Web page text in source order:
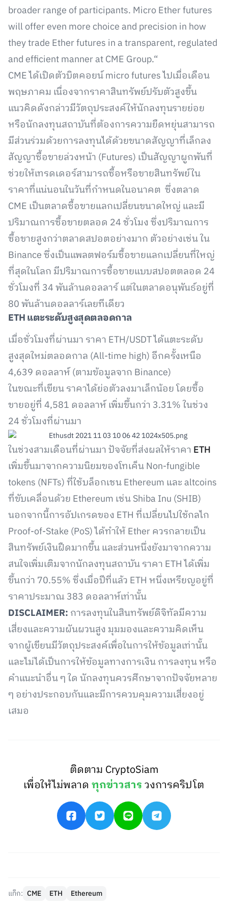
broader range of participants. Micro Ether futures
will offer even more choice and precision in how
they trade Ether futures in a transparent, regulated
and efficient manner at CME Group.“
CME ได้เปิดตัวบิตคอยน์ micro futures ไปเมื่อเดือน
พฤษภาคม เนื่องจากราคาสินทรัพย์ปรับตัวสูงขึ้น
แนวคิดดังกล่าวมีวัตถุประสงค์ให้นักลงทุนรายย่อย
หรือนักลงทุนสถาบันที่ต้องการความยืดหยุ่นสามารถ
มีส่วนร่วมด้วยการลงทุนได้ด้วยขนาดสัญญาที่เล็กลง
สัญญาซื้อขายล่วงหน้า (Futures) เป็นสัญญาผูกพันที่
ช่วยให้เทรดเดอร์สามารถซื้อหรือขายสินทรัพย์ใน
ราคาที่แน่นอนในวันที่กำหนดในอนาคต ซึ่งตลาด
CME เป็นตลาดซื้อขายแลกเปลี่ยนขนาดใหญ่ และมี
ปริมาณการซื้อขายตลอด 24 ชั่วโมง ซึ่งปริมาณการ
ซื้อขายสูงกว่าตลาดสปอตอย่างมาก ตัวอย่างเช่น ใน
Binance ซึ่งเป็นแพลตฟอร์มซื้อขายแลกเปลี่ยนที่ใหญ่
ที่สุดในโลก มีปริมาณการซื้อขายแบบสปอตตลอด 24
ชั่วโมงที่ 34 พันล้านดอลลาร์ แต่ในตลาดอนุพันธ์อยู่ที่
80 พันล้านดอลลาร์เลยทีเดียว
ETHแตะระดับสูงสุดตลอดกาล
เมื่อชั่วโมงที่ผ่านมา ราคา ETH/USDT ได้แตะระดับ
สูงสุดใหม่ตลอดกาล (All-time high) อีกครั้งเหนือ
4,639 ดอลลาห์ (ตามข้อมูลจาก Binance)
ในขณะที่เขียน ราคาได้ย่อตัวลงมาเล็กน้อย โดยซื้อ
ขายอยู่ที่ 4,581 ดอลลาห์ เพิ่มขึ้นกว่า 3.31% ในช่วง
24 ชั่วโมงที่ผ่านมา
ในช่วงสามเดือนที่ผ่านมา ปัจจัยที่ส่งผลให้ราคา ETH
เพิ่มขึ้นมาจากความนิยมของโทเค็น Non-fungible
tokens (NFTs) ที่ใช้บล็อกเชน Ethereum และ altcoins
ที่ขับเคลื่อนด้วย Ethereum เช่น Shiba Inu (SHIB)
นอกจากนี้การอัปเกรดของ ETH ที่เปลี่ยนไปใช้กลไก
Proof-of-Stake (PoS) ได้ทำให้ Ether ควรกลายเป็น
สินทรัพย์เงินฝืดมากขึ้น และส่วนหนึ่งยังมาจากความ
สนใจเพิ่มเติมจากนักลงทุนสถาบัน ราคา ETH ได้เพิ่ม
ขึ้นกว่า 70.55% ซึ่งเมื่อปีที่แล้ว ETH หนึ่งเหรียญอยู่ที่
ราคาประมาณ 383 ดอลลาห์เท่านั้น
DISCLAIMER: การลงทุนในสินทรัพย์ดิจิทัลมีความ
เสี่ยงและความผันผวนสูง มุมมองและความคิดเห็น
จากผู้เขียนมีวัตถุประสงค์เพื่อในการให้ข้อมูลเท่านั้น
และไม่ได้เป็นการให้ข้อมูลทางการเงิน การลงทุน หรือ
คำแนะนำอื่น ๆ ใด นักลงทุนควรศึกษาจากปัจจัยหลาย
ๆ อย่างประกอบกันและมีการควบคุมความเสี่ยงอยู่
เสมอ
ติดตาม CryptoSiam
เพื่อให้ไม่พลาดทุกข่าวสารวงการคริปโต
แท็ก: CME ETH Ethereum